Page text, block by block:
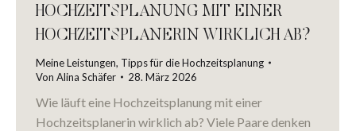
HOCHZEITSPLANUNG MIT EINER
HOCHZEITSPLANERIN WIRKLICH AB?
Meine Leistungen, Tipps für die Hochzeitsplanung
Von Alina Schäfer 28. März 2026
Wie läuft eine Hochzeitsplanung mit einer
Hochzeitsplanerin wirklich ab? Viele Paare denken